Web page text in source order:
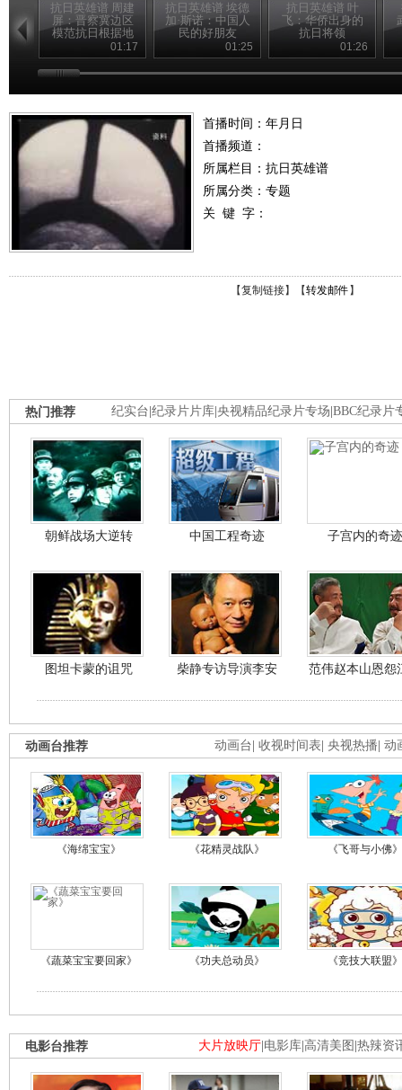
抗日英雄谱 周建
屏：晋察冀边区
模范抗日根据地
的创建人01:17
抗日英雄谱 埃德
加·斯诺：中国人
民的好朋友
01:25
抗日英雄谱 叶
飞：华侨出身的
抗日将领
01:26
首播时间：年月日
首播频道：
所属栏目： 抗日英雄谱
所属分类：专题
关 键 字：
【复制链接】【转发邮件 】
纪实台 纪录片片库 央视精品纪录片专场 BBC纪录片
热门推荐
朝鲜战场大逆转 中国工程奇迹 子宫内的奇迹
图坦卡蒙的诅咒 柴静专访导演李安 范伟赵本山恩怨
动画台 收视时间表 央视热播 动
动画台推荐
《海绵宝宝》 《花精灵战队》 《飞哥与小佛》
《蔬菜宝宝要回家》 《功夫总动员》 《竞技大联盟》
大片放映厅 电影库 高清美图 热辣资
电影台推荐